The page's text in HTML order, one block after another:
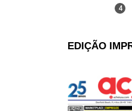
EDIÇÃO